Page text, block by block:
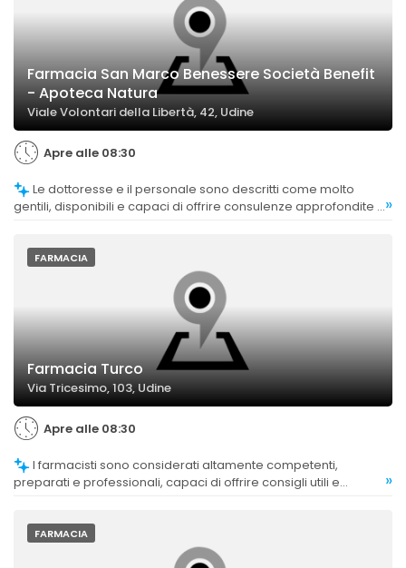
Farmacia San Marco Benessere Società Benefit
- Apoteca Natura
Viale Volontari della Libertà, 42, Udine
Apre alle 08:30
gentili, disponibili e capaci di offrire consulenze approfondite e»
FARMACIA
Farmacia Turco
Via Tricesimo, 103, Udine
Apre alle 08:30
preparati e professionali, capaci di offrire consigli utili e
»
FARMACIA